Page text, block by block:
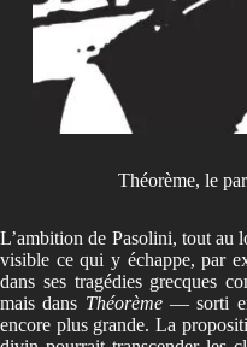
Théorème, le
L’ambition de Pasolini, tout au
visible ce qui y échappe, par
dans ses tragédies grecques
mais dans Théorème— sorti
encore plus grande. La